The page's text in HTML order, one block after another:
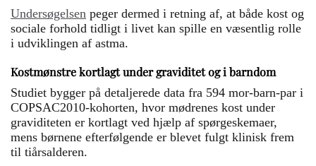
Undersøgelsen peger dermed i retning af, at både kost og
sociale forhold tidligt i livet kan spille en væsentlig rolle
i udviklingen af astma.
Kostmønstre kortlagt under graviditet og i barndom
Studiet bygger på detaljerede data fra 594 mor-barn-par i
COPSAC2010-kohorten, hvor mødrenes kost under
graviditeten er kortlagt ved hjælp af spørgeskemaer,
mens børnene efterfølgende er blevet fulgt klinisk frem
til tiårsalderen.